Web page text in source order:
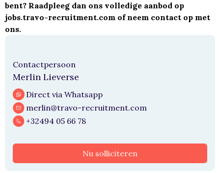
bent? Raadpleeg dan ons volledige aanbod op
jobs.travo-recruitment.com of neem contact op met
ons.
Contactpersoon
Merlin Lieverse
Direct via Whatsapp
merlin@travo-recruitment.com
+32494 05 66 78
Nu solliciteren